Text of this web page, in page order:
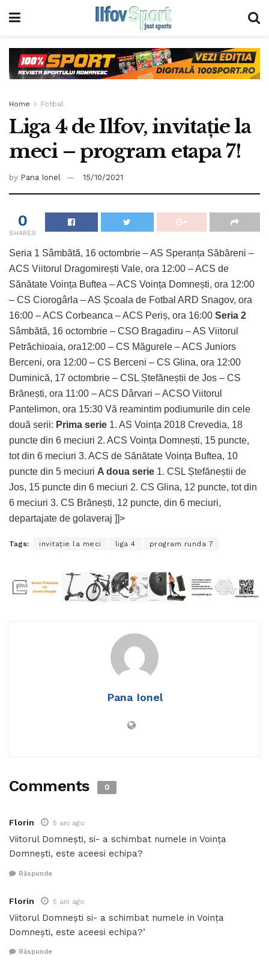
Home Fotbal
Liga 4 de Ilfov, invitație la
meci – program etapa 7!
by Pana Ionel 15/10/2021
0
SHARES
Seria 1 Sâmbătă, 16 octombrie – AS Speranța Săbăreni –
ACS Viitorul Dragomirești Vale, ora 12:00 – ACS de
Sănătate Voința Buftea – ACS Voința Domnești, ora 12:00
– CS Ciorogârla – AS Școala de Fotbal ARD Snagov, ora
16:00 – ACS Corbeanca – ACS Periș, ora 16:00 Seria 2
Sâmbătă, 16 octombrie – CSO Bragadiru – AS Viitorul
Petrăchioaia, ora12:00 – CS Măgurele – ACS Juniors
Berceni, ora 12:00 – CS Berceni – CS Glina, ora 12:00
Duminică, 17 octombrie – CSL Ștefăneștii de Jos – CS
Brănești, ora 11:00 – ACS Dârvari – ACSO Viitorul
Pantelimon, ora 15:30 Vă reamintim podiumurile din cele
două serii: Prima serie 1. AS Voința 2018 Crevedia, 18
puncte din 6 meciuri 2. ACS Voința Domnești, 15 puncte,
tot din 6 meciuri 3. ACS de Sănătate Voința Buftea, 10
puncte din 5 meciuri A doua serie 1. CSL Ștefăneștii de
Jos, 15 puncte din 6 meciuri 2. CS Glina, 12 puncte, tot din
6 meciuri 3. CS Brănești, 12 puncte, din 6 meciuri,
departajate de golaveraj ]]>
Tags: invitație la meci liga 4 program runda 7
Pana Ionel
Comments 0
Florin 5 ani ago
Viitorul Domnești, si- a schimbat numele in Voința
Domnești, este aceesi echipa?
Răspunde
Florin 5 ani ago
Viitorul Domnești si- a schimbat numele in Voința
Domnești, este aceesi echipa?’
Răspunde